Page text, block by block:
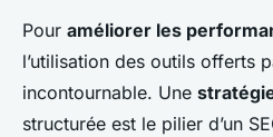
Pour améliorer les
l’utilisation des outils offerts
incontournable. Une
structurée est le pilier d’un